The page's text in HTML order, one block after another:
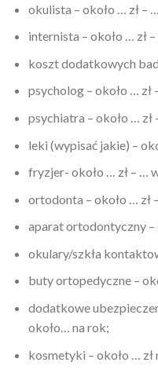
okulista – około … zł –
internista – około … zł
koszt dodatkowych
psycholog – około … zł
psychiatra – około … zł
leki (wypisać jakie) –
fryzjer- około … zł – …
ortodonta – około … zł
aparat ortodontyczny –
okulary/szkła
buty ortopedyczne –
dodatkowe
około… na rok;
kosmetyki – około … zł